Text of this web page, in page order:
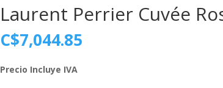
Laurent Perrier Cuvée
C$7,044.85
Precio Incluye IVA